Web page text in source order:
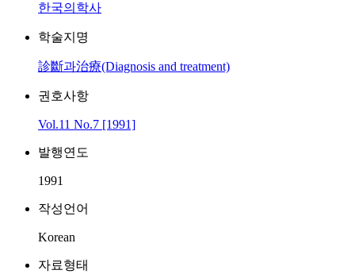
한국의학사
학술지명
診斷과治療(Diagnosis and treatment)
권호사항
Vol.11 No.7 [1991]
발행연도
1991
작성언어
Korean
자료형태